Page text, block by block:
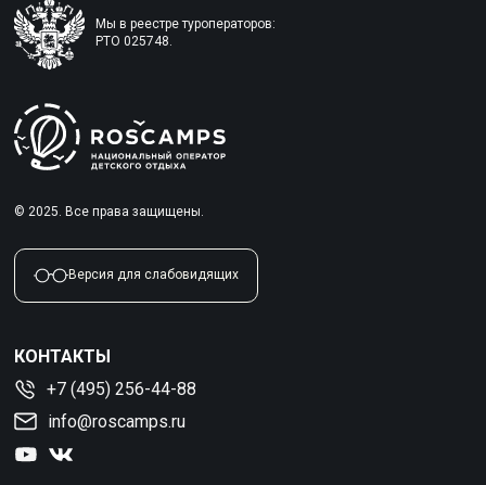
Мы в реестре туроператоров:
РТО 025748.
© 2025. Все права защищены.
Версия для слабовидящих
КОНТАКТЫ
+7 (495) 256-44-88
info@roscamps.ru